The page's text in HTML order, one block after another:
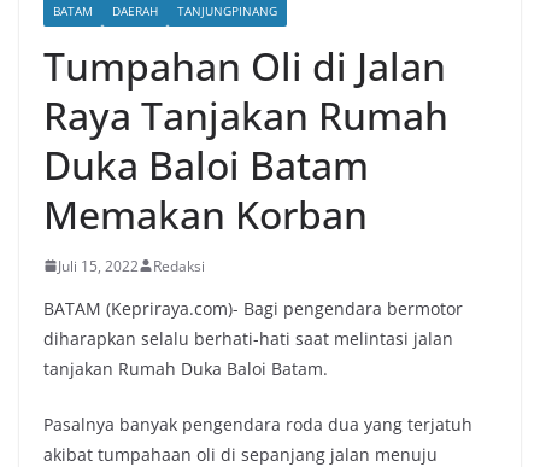
BATAM DAERAH TANJUNGPINANG
Tumpahan Oli di Jalan
Raya Tanjakan Rumah
Duka Baloi Batam
Memakan Korban
Juli 15, 2022 Redaksi
BATAM (Kepriraya.com)- Bagi pengendara bermotor
diharapkan selalu berhati-hati saat melintasi jalan
tanjakan Rumah Duka Baloi Batam.
Pasalnya banyak pengendara roda dua yang terjatuh
akibat tumpahaan oli di sepanjang jalan menuju